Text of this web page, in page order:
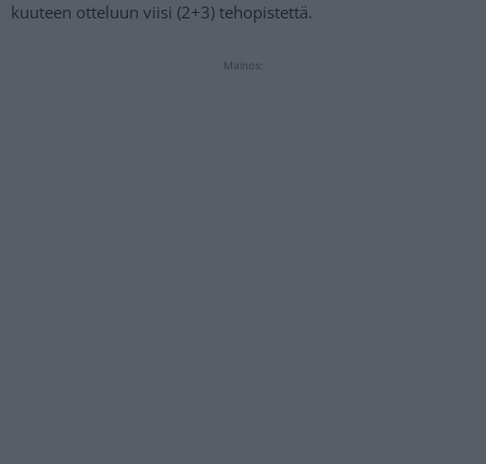
kuuteen otteluun viisi (2+3) tehopistettä.
Mainos: